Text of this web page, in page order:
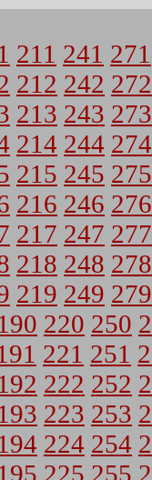
211 241 271
212 242 272
213 243 273
214 244 274
215 245 275
216 246 276
217 247 277
218 248 278
219 249 279
220 250
221 251
222 252
223 253
224 254
225 255